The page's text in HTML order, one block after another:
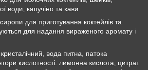
води, капучіно та кави
для приготування коктейлів та
для надання вираженого аромату і
вода питна, патока
кислотності: лимонна кислота, цитрат